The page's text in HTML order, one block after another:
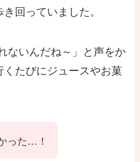
回っていました。
ないんだね～」と声をか
たびにジュースやお菓
った…！